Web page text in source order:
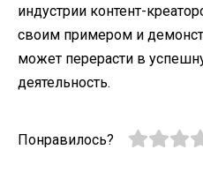
индустрии контент-
своим примером и
может перерасти в
деятельность.​
Понравилось?